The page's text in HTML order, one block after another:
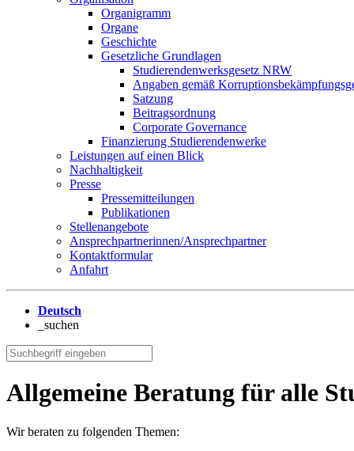
Organigramm
Organe
Geschichte
Gesetzliche Grundlagen
Studierendenwerksgesetz NRW
Angaben gemäß
Satzung
Beitragsordnung
Corporate Governance
Finanzierung Studierendenwerke
Leistungen auf einen Blick
Nachhaltigkeit
Presse
Pressemitteilungen
Publikationen
Stellenangebote
Ansprechpartnerinnen/Ansprechpartner
Kontaktformular
Anfahrt
Deutsch
_suchen
Allgemeine Beratung für alle
Wir beraten zu folgenden Themen: